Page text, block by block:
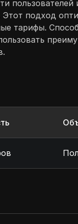
подход
тарифы.